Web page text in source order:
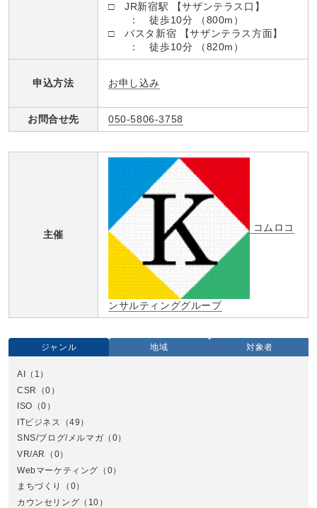
□ JR新宿駅 【サザンテラス口】
： 徒歩10分 （800m）
□ バスタ新宿 【サザンテラス方面】
： 徒歩10分 （820m）
申込方法 お申し込み
お問合せ先 050-5806-3758
主催
コムロコ
ンサルティンググループ
ジャンル 地域 対象者
AI
（1）
CSR
（0）
ISO （0）
ITビジネス
（49）
SNS/ブログ/メルマガ （0）
VR/AR
（0）
Webマーケティング （0）
まちづくり
（0）
カウンセリング （10）